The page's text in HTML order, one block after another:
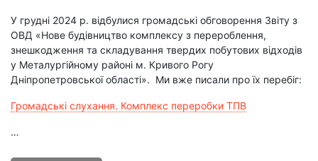
У грудні 2024 р. відбулися громадські обговорення Звіту з
ОВД «Нове будівництво комплексу з перероблення,
знешкодження та складування твердих побутових відходів
у Металургійному районі м. Кривого Рогу
Дніпропетровської області». Ми вже писали про їх перебіг:
Громадські слухання. Комплекс переробки ТПВ
…